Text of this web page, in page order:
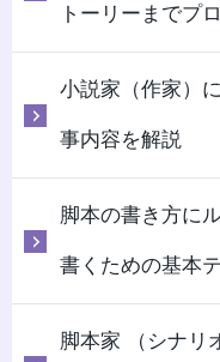
トーリーまでプ
小説家（作家）
事内容を解説
脚本の書き方に
書くための基本
脚本家 （シナリ